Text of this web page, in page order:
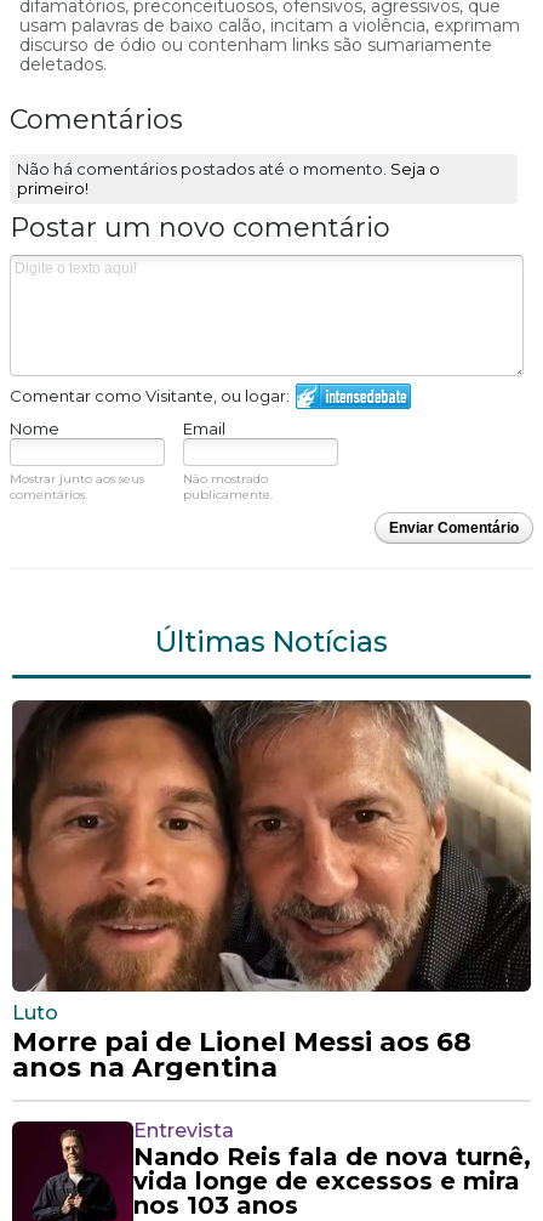
difamatórios, preconceituosos, ofensivos, agressivos, que
usam palavras de baixo calão, incitam a violência, exprimam
discurso de ódio ou contenham links são sumariamente
deletados.
Comentários
Não há comentários postados até o momento. Seja o
primeiro!
Postar um novo comentário
Comentar como Visitante, ou logar:
Nome
Email
Mostrar junto aos seus
comentários.
Não mostrado
publicamente.
Enviar Comentário
Últimas Notícias
Luto
Morre pai de Lionel Messi aos 68
anos na Argentina
Entrevista
Nando Reis fala de nova turnê,
vida longe de excessos e mira
nos 103 anos